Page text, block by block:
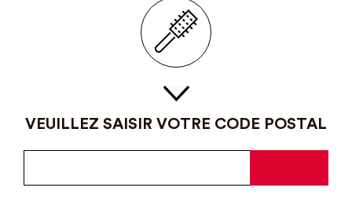
VEUILLEZ SAISIR VOTRE CODE POSTAL